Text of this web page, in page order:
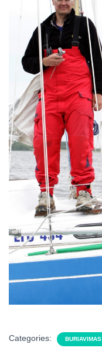
Categories: BURIAVIMAS